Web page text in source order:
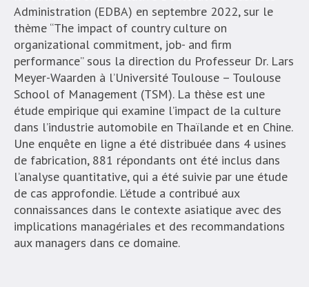
Administration (EDBA) en septembre 2022, sur le
thème “The impact of country culture on
organizational commitment, job- and firm
performance” sous la direction du Professeur Dr. Lars
Meyer-Waarden à l’Université Toulouse – Toulouse
School of Management (TSM). La thèse est une
étude empirique qui examine l’impact de la culture
dans l’industrie automobile en Thaïlande et en Chine.
Une enquête en ligne a été distribuée dans 4 usines
de fabrication, 881 répondants ont été inclus dans
l’analyse quantitative, qui a été suivie par une étude
de cas approfondie. L’étude a contribué aux
connaissances dans le contexte asiatique avec des
implications managériales et des recommandations
aux managers dans ce domaine.